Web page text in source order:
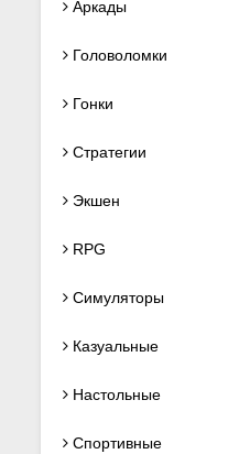
Аркады
Головоломки
Гонки
Стратегии
Экшен
RPG
Симуляторы
Казуальные
Настольные
Спортивные